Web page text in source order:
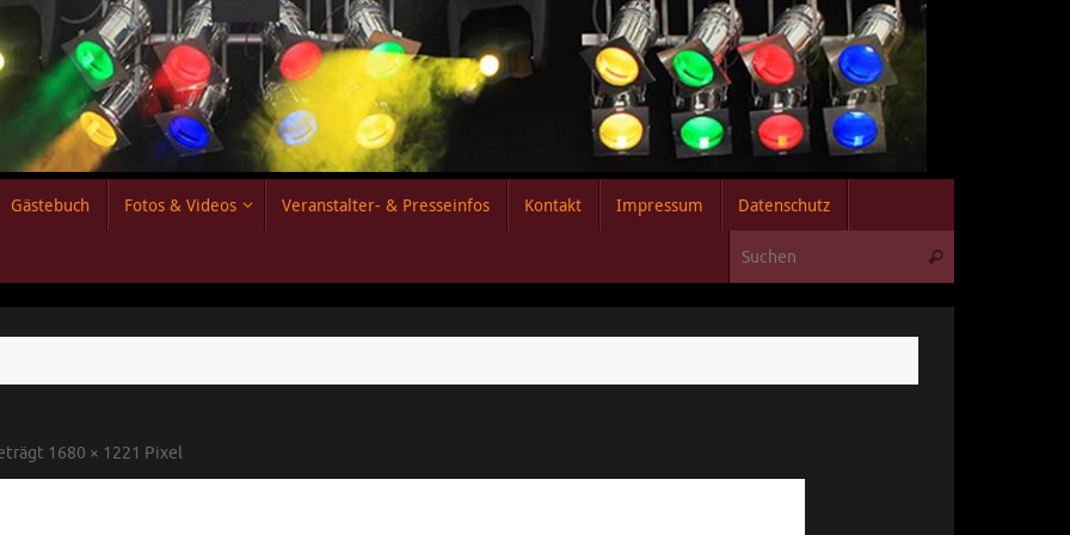
Gästebuch Fotos & Videos Veranstalter- & Presseinfos Kontakt Impressum
Datenschutz
Suchen
1680 × 1221 Pixel